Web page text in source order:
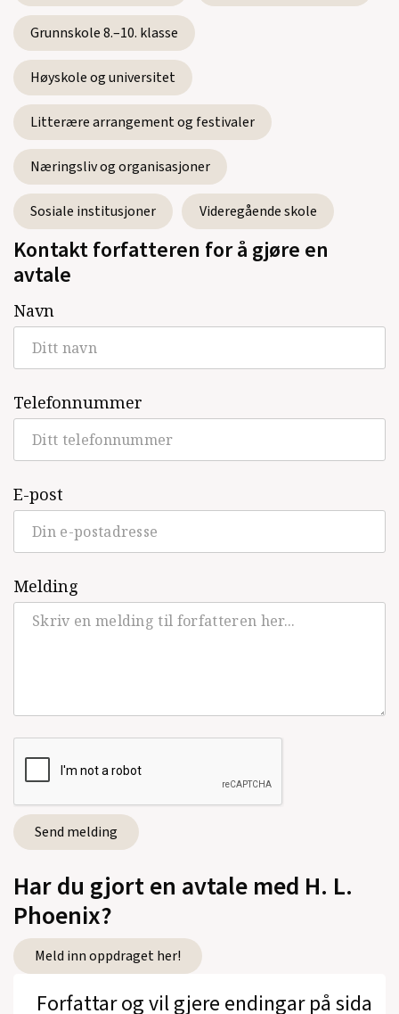
Grunnskole 8.–10. klasse
Høyskole og universitet
Litterære arrangement og festivaler
Næringsliv og organisasjoner
Sosiale institusjoner Videregående skole
Kontakt forfatteren for å gjøre en
avtale
Navn
Telefonnummer
E-post
Melding
Har du gjort en avtale med H. L.
Phoenix?
Meld inn oppdraget her!
Forfattar og vil gjere endingar på sida